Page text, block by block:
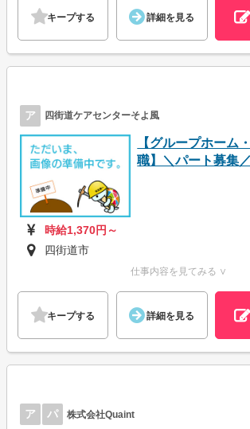
キープする 詳細を見る
ア 四街道ケアセンターそよ風
【グループホーム
職】＼パート募集／
時給1,370円～
四街道市
仕事内容を見てみる ∨
キープする 詳細を見る
ア パ 株式会社Quaint